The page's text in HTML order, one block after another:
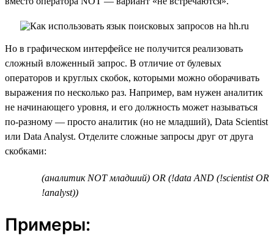
Но в графическом интерфейсе не получится реализовать
сложный вложенный запрос. В отличие от булевых
операторов и круглых скобок, которыми можно оборачивать
выражения по несколько раз. Например, вам нужен аналитик
не начинающего уровня, и его должность может называться
по-разному — просто аналитик (но не младший), Data Scientist
или Data Analyst. Отделите сложные запросы друг от друга
скобками:
(аналитик NOT младший) OR (!data AND (!scientist OR
!analyst))
Примеры: